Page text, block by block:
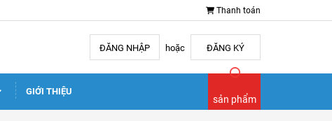
Thanh toán
ĐĂNG NHẬP hoặc ĐĂNG KÝ
GIỚI THIỆU
sản phẩm